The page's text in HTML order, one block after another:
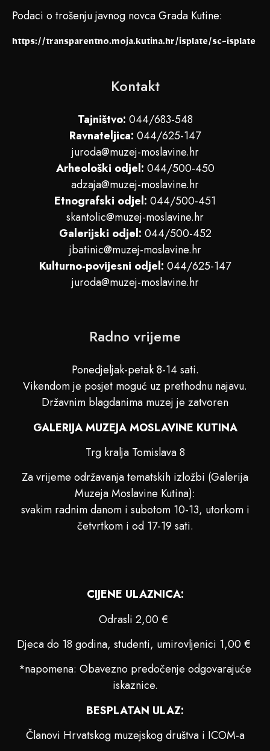
Podaci o trošenju javnog novca Grada Kutine:
https://transparentno.moja.kutina.hr/isplate/sc-isplate
Kontakt
Tajništvo: 044/683-548
Ravnateljica: 044/625-147
juroda@muzej-moslavine.hr
Arheološki odjel: 044/500-450
adzaja@muzej-moslavine.hr
Etnografski odjel: 044/500-451
skantolic@muzej-moslavine.hr
Galerijski odjel: 044/500-452
jbatinic@muzej-moslavine.hr
Kulturno-povijesni odjel: 044/625-147
juroda@muzej-moslavine.hr
Radno vrijeme
Ponedjeljak-petak 8-14 sati.
Vikendom je posjet moguć uz prethodnu najavu.
Državnim blagdanima muzej je zatvoren
GALERIJA MUZEJA MOSLAVINE KUTINA
Trg kralja Tomislava 8
Za vrijeme održavanja tematskih izložbi (Galerija
Muzeja Moslavine Kutina):
svakim radnim danom i subotom 10-13, utorkom i
četvrtkom i od 17-19 sati.
CIJENE ULAZNICA:
Odrasli 2,00 €
Djeca do 18 godina, studenti, umirovljenici 1,00 €
*napomena: Obavezno predočenje odgovarajuće
iskaznice.
BESPLATAN ULAZ:
Članovi Hrvatskog muzejskog društva i ICOM-a